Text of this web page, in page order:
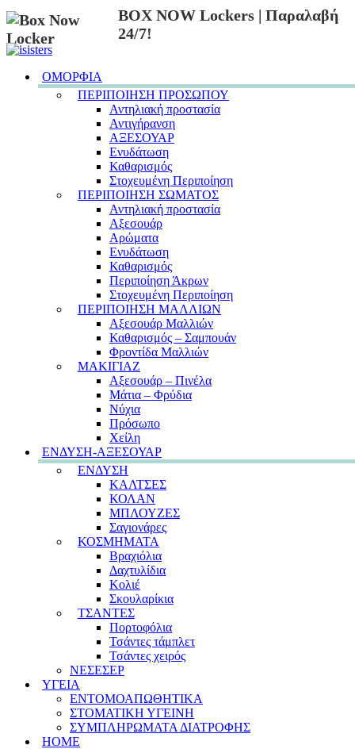
BOX NOW Lockers | Παραλαβή
24/7!
ΟΜΟΡΦΙΑ
ΠΕΡΙΠΟΙΗΣΗ ΠΡΟΣΩΠΟΥ
Αντηλιακή προστασία
Αντιγήρανση
ΑΞΕΣΟΥΑΡ
Ενυδάτωση
Καθαρισμός
Στοχευμένη Περιποίηση
ΠΕΡΙΠΟΙΗΣΗ ΣΩΜΑΤΟΣ
Αντηλιακή προστασία
Αξεσουάρ
Αρώματα
Ενυδάτωση
Καθαρισμός
Περιποίηση Άκρων
Στοχευμένη Περιποίηση
ΠΕΡΙΠΟΙΗΣΗ ΜΑΛΛΙΩΝ
Αξεσουάρ Μαλλιών
Καθαρισμός – Σαμπουάν
Φροντίδα Μαλλιών
ΜΑΚΙΓΙΑΖ
Αξεσουάρ – Πινέλα
Μάτια – Φρύδια
Νύχια
Πρόσωπο
Χείλη
ΕΝΔΥΣΗ-ΑΞΕΣΟΥΑΡ
ΕΝΔΥΣΗ
ΚΑΛΤΣΕΣ
ΚΟΛΑΝ
ΜΠΛΟΥΖΕΣ
Σαγιονάρες
ΚΟΣΜΗΜΑΤΑ
Βραχιόλια
Δαχτυλίδια
Κολιέ
Σκουλαρίκια
ΤΣΑΝΤΕΣ
Πορτοφόλια
Τσάντες τάμπλετ
Τσάντες χειρός
ΝΕΣΕΣΕΡ
ΥΓΕΙΑ
ΕΝΤΟΜΟΑΠΩΘΗΤΙΚΑ
ΣΤΟΜΑΤΙΚΗ ΥΓΕΙΝΗ
ΣΥΜΠΛΗΡΩΜΑΤΑ ΔΙΑΤΡΟΦΗΣ
HOME